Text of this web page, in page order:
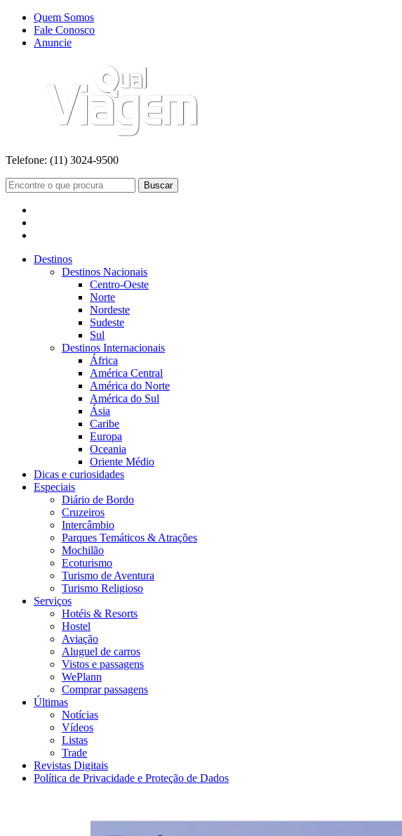
Quem Somos
Fale Conosco
Anuncie
Telefone: (11) 3024-9500
Buscar
Destinos
Destinos Nacionais
Centro-Oeste
Norte
Nordeste
Sudeste
Sul
Destinos Internacionais
África
América Central
América do Norte
América do Sul
Ásia
Caribe
Europa
Oceania
Oriente Médio
Dicas e curiosidades
Especiais
Diário de Bordo
Cruzeiros
Intercâmbio
Parques Temáticos & Atrações
Mochilão
Ecoturismo
Turismo de Aventura
Turismo Religioso
Serviços
Hotéis & Resorts
Hostel
Aviação
Aluguel de carros
Vistos e passagens
WePlann
Comprar passagens
Últimas
Notícias
Vídeos
Listas
Trade
Revistas Digitais
Política de Privacidade e Proteção de Dados